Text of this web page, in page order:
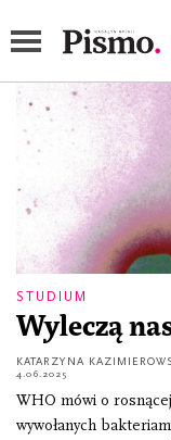
STUDIUM
Wyleczą
KATARZYNA
4.06.2025
WHO mówi o
wywołanych